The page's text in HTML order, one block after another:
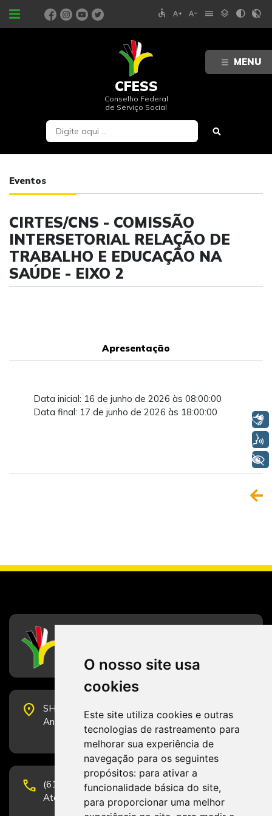
O nosso site usa
cookies
Este site utiliza cookies e outras
tecnologias de rastreamento para
melhorar sua experiência de
navegação para os seguintes
propósitos: para ativar a
funcionalidade básica do site,
para proporcionar uma melhor
MENU
PORTAIS accessible text_increase text_decrease menu layers contrast contrast_rtl_off
CFESS
Conselho Federal
de Serviço Social
Eventos
CIRTES/CNS - COMISSÃO
INTERSETORIAL RELAÇÃO DE
TRABALHO E EDUCAÇÃO NA
SAÚDE - EIXO 2
Apresentação
Data inicial: 16 de junho de 2026 às 08:00:00
Data final: 17 de junho de 2026 às 18:00:00
place
SHS Quadra 6, Bloco E, Complexo Brasil 21, 20º
Andar, Sala 2001 - CEP 70322-915 - Brasília/DF
phone
(61) 3223-1652 e (61) 98131-3801.
Atendimento por telefone em horário comercial
Libras